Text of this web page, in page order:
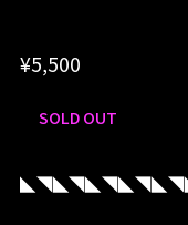
¥5,500
SOLD OUT